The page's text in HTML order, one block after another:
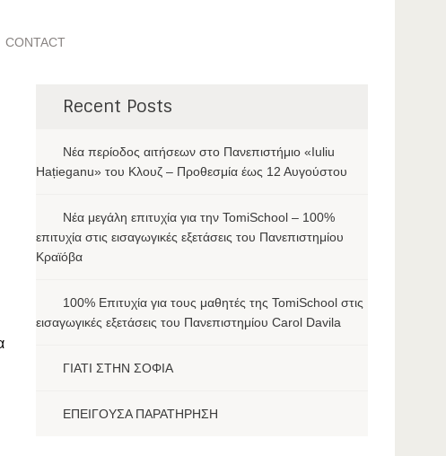
CONTACT
Recent Posts
Νέα περίοδος αιτήσεων στο Πανεπιστήμιο «Iuliu
Hațieganu» του Κλουζ – Προθεσμία έως 12 Αυγούστου
Νέα μεγάλη επιτυχία για την TomiSchool – 100%
επιτυχία στις εισαγωγικές εξετάσεις του Πανεπιστημίου
Κραϊόβα
100% Επιτυχία για τους μαθητές της TomiSchool στις
εισαγωγικές εξετάσεις του Πανεπιστημίου Carol Davila
ΓΙΑΤΙ ΣΤΗΝ ΣΟΦΙΑ
ΕΠΕΙΓΟΥΣΑ ΠΑΡΑΤΗΡΗΣΗ